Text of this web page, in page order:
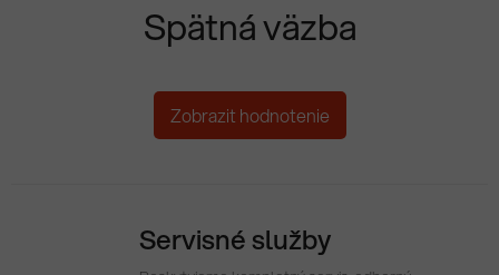
Spätná väzba
Zobrazit hodnotenie
Servisné služby